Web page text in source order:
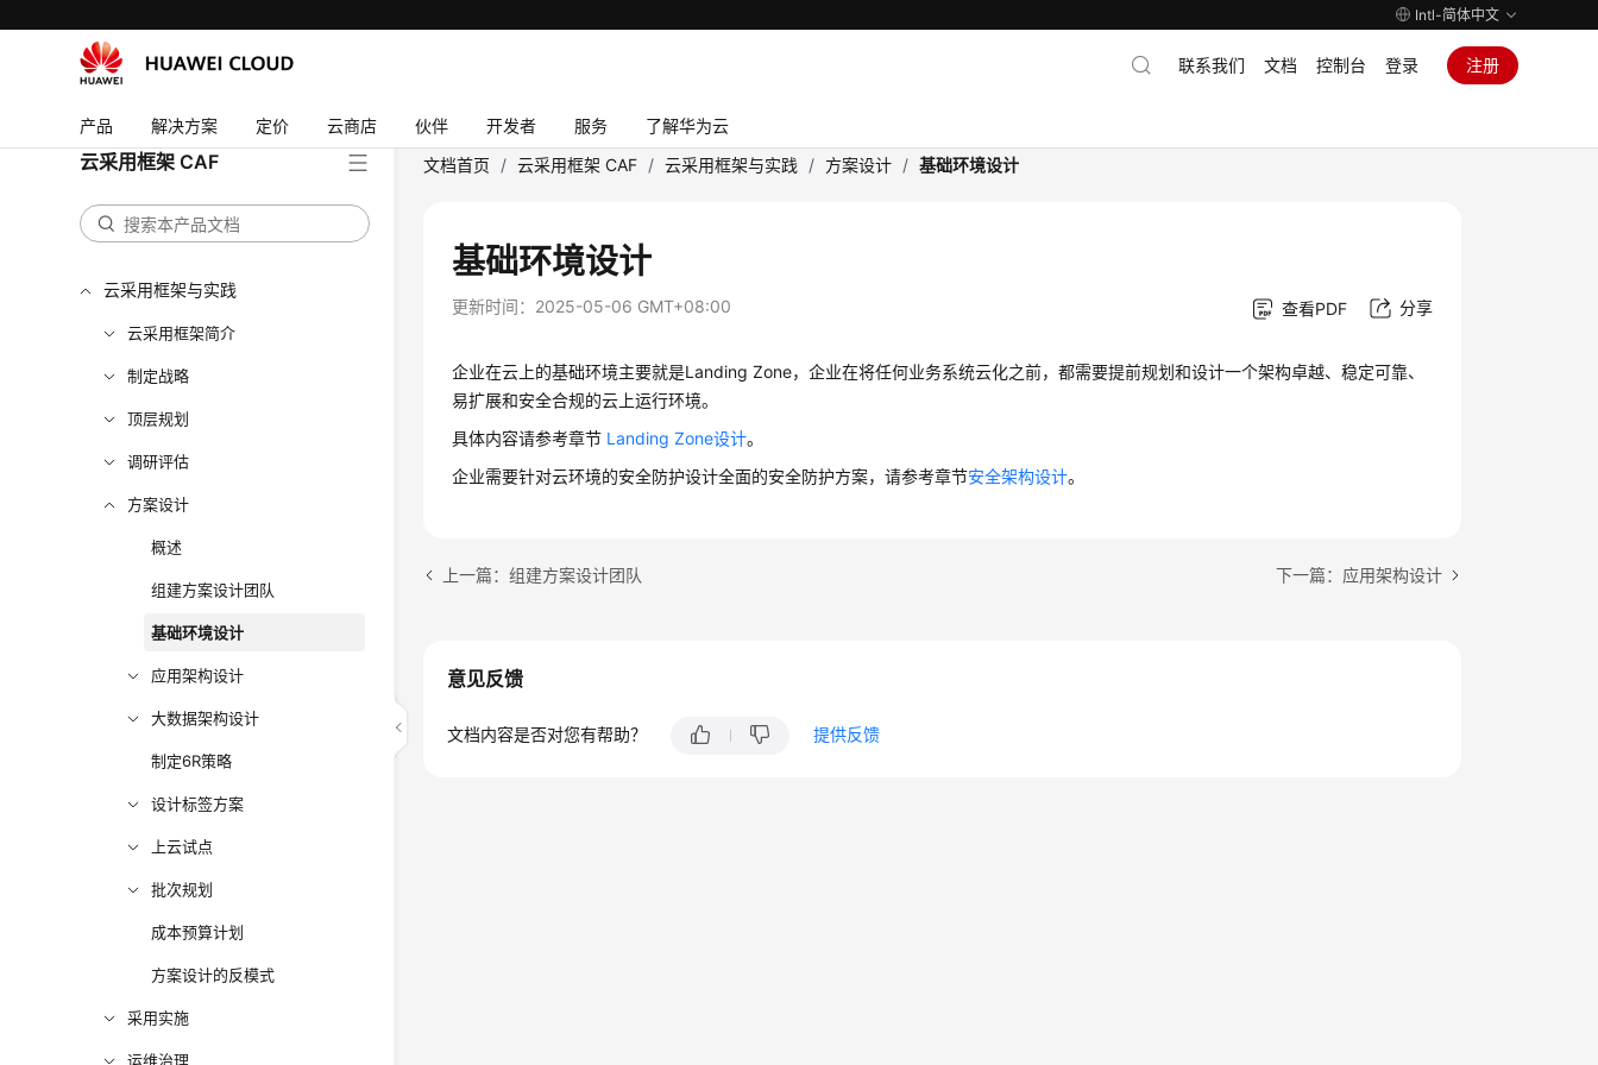
Intl-简体中文
产品 解决方案 定价 云商店 伙伴 开发者 服务 了解华为云
联系我们 文档 控制台 登录 注册
云采用框架 CAF
云采用框架与实践
云采用框架简介
制定战略
顶层规划
调研评估
方案设计
概述
组建方案设计团队
基础环境设计
应用架构设计
大数据架构设计
制定6R策略
设计标签方案
上云试点
批次规划
成本预算计划
方案设计的反模式
采用实施
运维治理
文档首页 / 云采用框架 CAF / 云采用框架与实践 / 方案设计 / 基础环境设计
基础环境设计
更新时间： 2025-05-06 GMT+08:00 查看PDF 分享
企业在云上的基础环境主要就是Landing Zone，企业在将任何业务系统云化之前，都需要提前规划和设计一个架构卓越、稳定可靠、
易扩展和安全合规的云上运行环境。
具体内容请参考章节 Landing Zone设计。
企业需要针对云环境的安全防护设计全面的安全防护方案，请参考章节安全架构设计。
上一篇：组建方案设计团队 下一篇：应用架构设计
意见反馈
文档内容是否对您有帮助？ 提供反馈